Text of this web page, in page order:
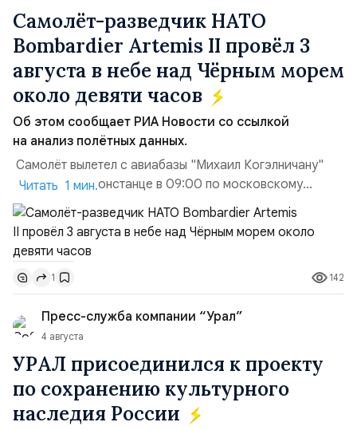
Самолёт-разведчик НАТО
Bombardier Artemis II провёл 3
августа в небе над Чёрным морем
около девяти часов
Об этом сообщает РИА Новости со ссылкой
на анализ полётных данных.
Самолёт вылетел с авиабазы "Михаил Когэлничану"
в румынской Констанце в 09:00 по московскому
времени и направился по прямой к турецко-грузинской
границе. На базу самолёт вернулся после 18 часов,
совершив три облёта примерно по одной
траектории.Не исключено, что Artemis II участвовал в
наведени...
Читать 1 мин.
1 142
Пресс-служба компании “Урал”
4 августа
УРАЛ присоединился к проекту
по сохранению культурного
наследия России